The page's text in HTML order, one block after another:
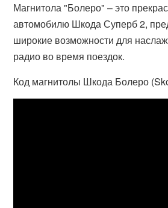
Магнитола "Болеро" – это
автомобилю Шкода Суперб 2,
широкие возможности для
радио во время поездок.
Код магнитолы Шкода Болеро